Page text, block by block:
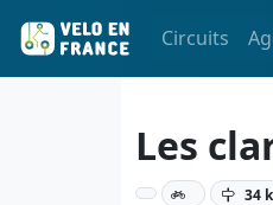
Circuits
Les
34